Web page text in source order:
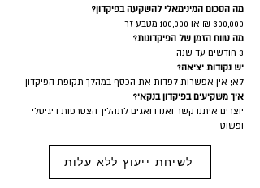
מה הסכום המינימאלי להשקעה בפיקדון?
300,000 ₪ או 100,000 מטבע זר.
מה טווח הזמן של הפיקדונות?
3 חודשים עד שנה.
יש נקודות יציאה?
לא! אין אפשרות לפדות את הכסף במהלך תקופת הפיקדון.
איך משקיעים בפיקדון בנקאי?
יוצרים איתנו קשר ואנו דואגים לתהליך הצטרפות דיגיטלי
ופשוט.
לשיחת ייעוץ ללא עלות